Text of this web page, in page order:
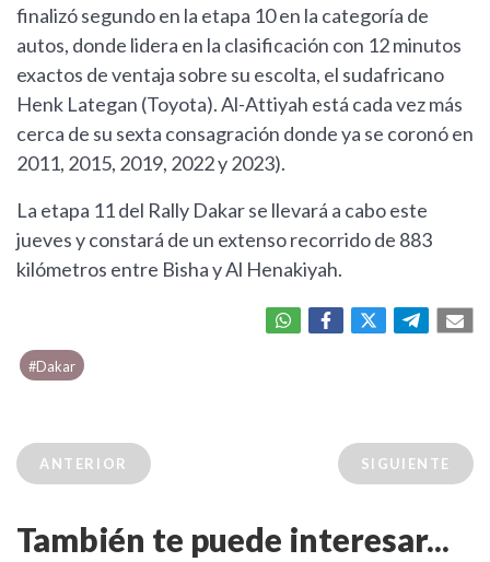
finalizó segundo en la etapa 10 en la categoría de
autos, donde lidera en la clasificación con 12 minutos
exactos de ventaja sobre su escolta, el sudafricano
Henk Lategan (Toyota). Al-Attiyah está cada vez más
cerca de su sexta consagración donde ya se coronó en
2011, 2015, 2019, 2022 y 2023).
La etapa 11 del Rally Dakar se llevará a cabo este
jueves y constará de un extenso recorrido de 883
kilómetros entre Bisha y Al Henakiyah.
#Dakar
ANTERIOR SIGUIENTE
También te puede interesar...